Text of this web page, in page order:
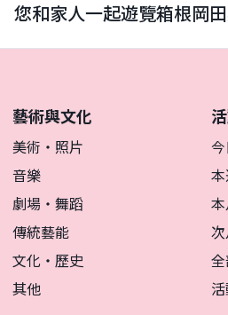
您和家人一起遊覽箱根岡田
藝術與文化
美術・照片
音樂
劇場・舞蹈
傳統藝能
文化・歷史
其他